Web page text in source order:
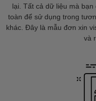
lại. Tất cả dữ liệu mà
toàn để sử dụng trong
khác. Đây là mẫu đơn xin
và